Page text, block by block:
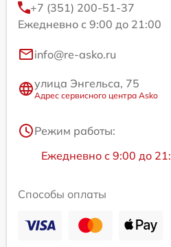
+7 (351) 200-51-37
Ежедневно с 9:00 до 21:00
info@re-asko.ru
улица Энгельса, 75
Адрес сервисного центра Asko
Режим работы:
Ежедневно с 9:00 до
Способы оплаты